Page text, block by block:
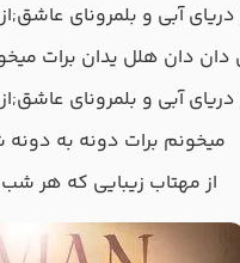
دریای آبی و بلمرونای
دان هلل یدان برات
دریای آبی و بلمرونای
میخونم برات دونه به
از مهتاب زیبایی که هر